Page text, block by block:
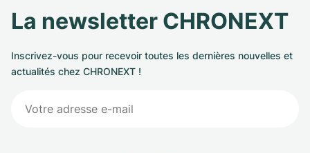
La newsletter CHRONEXT
Inscrivez-vous pour recevoir toutes les dernières nouvelles et
actualités chez CHRONEXT !